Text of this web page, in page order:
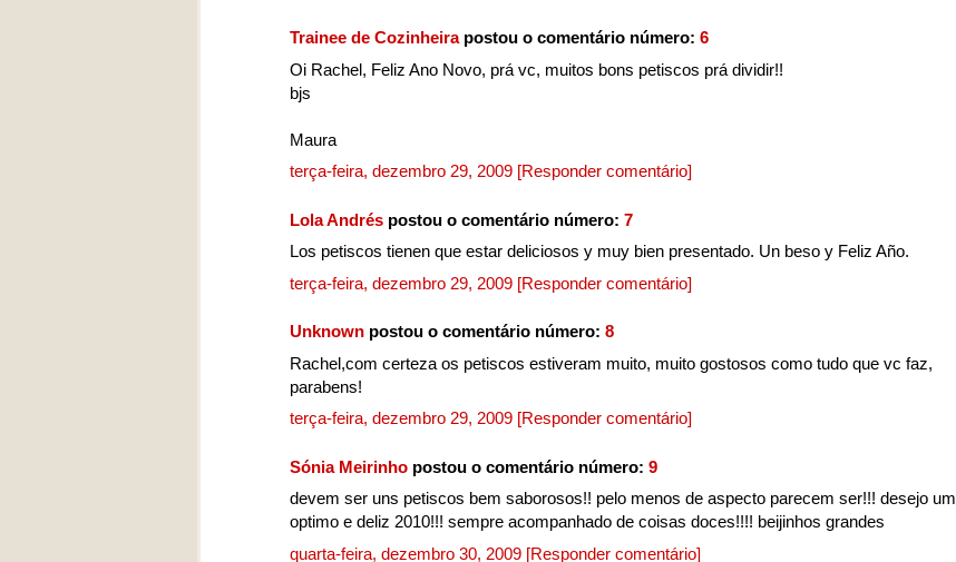
Trainee de Cozinheirapostou o comentário número: 6
Oi Rachel, Feliz Ano Novo, prá vc, muitos bons petiscos prá dividir!!
bjs
Maura
terça-feira, dezembro 29, 2009 [Responder comentário]
Lola Andrés postou o comentário número: 7
Los petiscos tienen que estar deliciosos y muy bien presentado. Un beso y Feliz Año.
terça-feira, dezembro 29, 2009 [Responder comentário]
Unknown postou o comentário número: 8
Rachel,com certeza os petiscos estiveram muito, muito gostosos como tudo que vc faz,
parabens!
terça-feira, dezembro 29, 2009 [Responder comentário]
Sónia Meirinho postou o comentário número: 9
devem ser uns petiscos bem saborosos!! pelo menos de aspecto parecem ser!!! desejo um
optimo e deliz 2010!!! sempre acompanhado de coisas doces!!!! beijinhos grandes
quarta-feira, dezembro 30, 2009 [Responder comentário]